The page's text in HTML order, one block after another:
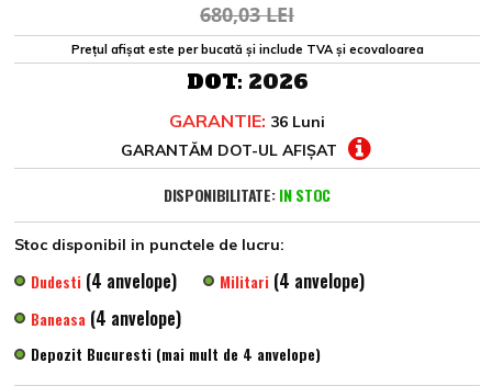
680,03 LEI
Prețul afișat este per bucată și include TVA și ecovaloarea
DOT: 2026
GARANTIE: 36 Luni
GARANTĂM DOT-UL AFIȘAT
DISPONIBILITATE: IN STOC
Stoc disponibil in punctele de lucru:
Dudesti (4 anvelope) Militari (4 anvelope)
Baneasa (4 anvelope)
Depozit Bucuresti (mai mult de 4 anvelope)